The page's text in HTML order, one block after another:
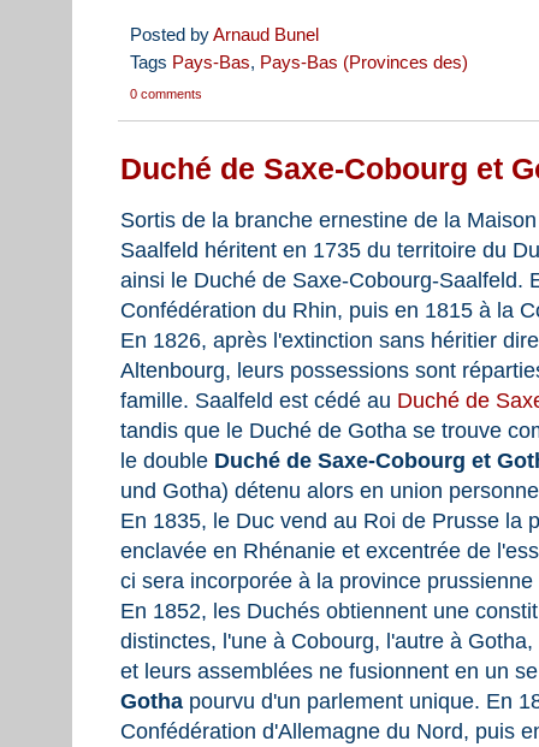
Posted byArnaud Bunel
Tags Pays-Bas, Pays-Bas (Provinces des)
0 comments
Duché de Saxe-Cobourg et
Sortis de la branche ernestine de la
Saalfeld héritent en 1735 du territoire du
ainsi le Duché de Saxe-Cobourg-Saalfeld.
Confédération du Rhin, puis en 1815 à la
En 1826, après l'extinction sans héritier
Altenbourg, leurs possessions sont
famille. Saalfeld est cédé au Duché de
tandis que le Duché de Gotha se trouve
le double Duché de Saxe-Cobourg et
und Gotha) détenu alors en union
En 1835, le Duc vend au Roi de Prusse la
enclavée en Rhénanie et excentrée de
ci sera incorporée à la province
En 1852, les Duchés obtiennent une
distinctes, l'une à Cobourg, l'autre à
et leurs assemblées ne fusionnent en un
Gotha pourvu d'un parlement unique. En
Confédération d'Allemagne du Nord, puis